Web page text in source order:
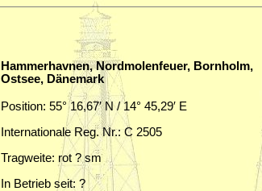
Hammerhavnen, Nordmolenfeuer, Bornholm,
Ostsee, Dänemark
Position: 55° 16,67′ N / 14° 45,29′ E
Internationale Reg. Nr.: C 2505
Tragweite: rot ? sm
In Betrieb seit: ?